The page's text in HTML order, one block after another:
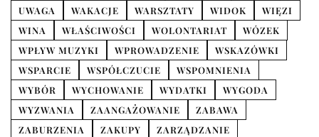
UWAGA
WAKACJE WARSZTATY WIDOK
WIĘZI
WINA
WŁAŚCIWOŚCI WOLONTARIAT
WÓZEK
WPŁYW MUZYKI
WPROWADZENIE
WSKAZÓWKI
WSPARCIE
WSPÓŁCZUCIE
WSPOMNIENIA
WYBÓR
WYCHOWANIE WYDATKI
WYGODA
WYZWANIA
ZAANGAŻOWANIE
ZABAWA
ZABURZENIA
ZAKUPY
ZARZĄDZANIE